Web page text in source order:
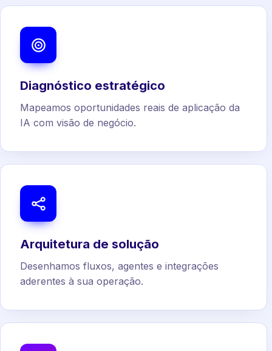
Diagnóstico estratégico
Mapeamos oportunidades reais de aplicação da
IA com visão de negócio.
Arquitetura de solução
Desenhamos fluxos, agentes e integrações
aderentes à sua operação.